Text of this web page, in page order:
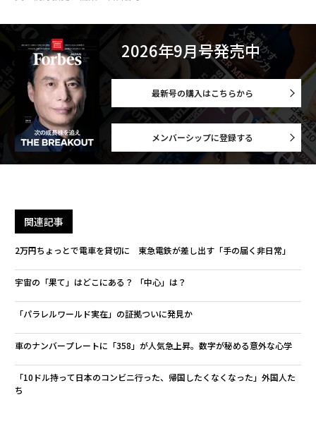
2026年9月号発売中
最新号の購入はこちらから
メンバーシップに登録する
関連記事
2万円ちょっとで電車を貸切に 東急電鉄が差し出す「手の届く非日常」
宇宙の「果て」はどこにある？ 「中心」は？
「パラレルワールド実在」の証拠ついに発見か
車のナンバープレートに「358」が人気急上昇。数字が秘める意外な心学
「10ドル持って日本のコンビニ行った、帰国したくなくなった」外国人た
ち